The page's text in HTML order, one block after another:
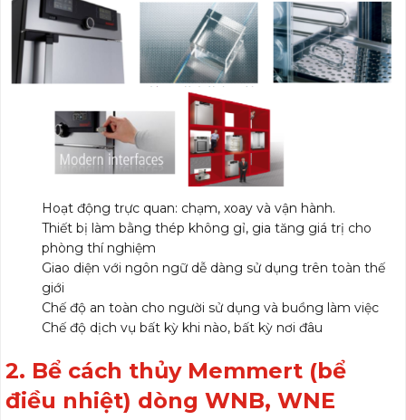
Hoạt động trực quan: chạm, xoay và vận hành.
Thiết bị làm bằng thép không gỉ, gia tăng giá trị cho
phòng thí nghiệm
Giao diện với ngôn ngữ dễ dàng sử dụng trên toàn thế
giới
Chế độ an toàn cho người sử dụng và buồng làm việc
Chế độ dịch vụ bất kỳ khi nào, bất kỳ nơi đâu
2. Bể cách thủy Memmert (bể
điều nhiệt) dòng WNB, WNE